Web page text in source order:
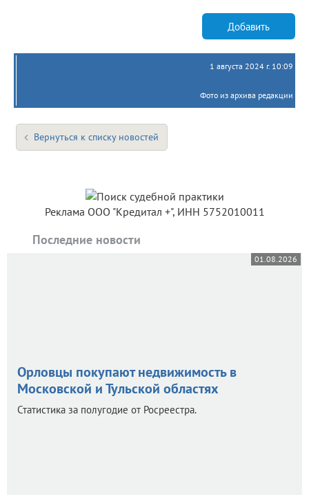
Добавить
1 августа 2024 г. 10:09
Фото из архива редакции
Вернуться к списку новостей
Реклама ООО "Кредитал +", ИНН 5752010011
Последние новости
01.08.2026
Орловцы покупают недвижимость в
Московской и Тульской областях
Статистика за полугодие от Росреестра.